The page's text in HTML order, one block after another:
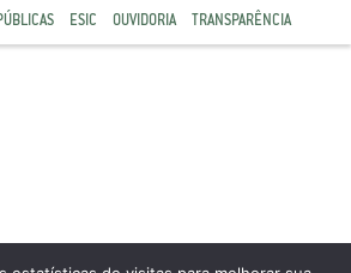
ESIC OUVIDORIA TRANSPARÊNCIA